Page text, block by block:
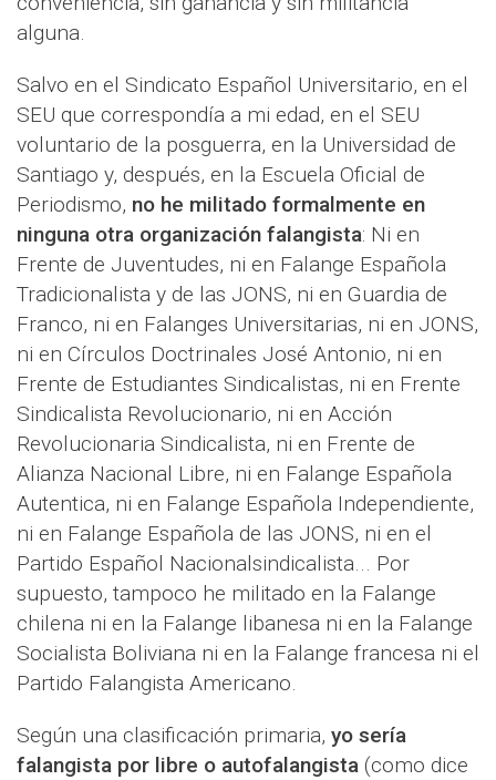
alguna.
Salvo en el Sindicato Español Universitario, en el
SEU que correspondía a mi edad, en el SEU
voluntario de la posguerra, en la Universidad de
Santiago y, después, en la Escuela Oficial de
Periodismo, no he militado formalmente en
ninguna otra organización falangista: Ni en
Frente de Juventudes, ni en Falange Española
Tradicionalista y de las JONS, ni en Guardia de
Franco, ni en Falanges Universitarias, ni en JONS,
ni en Círculos Doctrinales José Antonio, ni en
Frente de Estudiantes Sindicalistas, ni en Frente
Sindicalista Revolucionario, ni en Acción
Revolucionaria Sindicalista, ni en Frente de
Alianza Nacional Libre, ni en Falange Española
Autentica, ni en Falange Española Independiente,
ni en Falange Española de las JONS, ni en el
Partido Español Nacionalsindicalista... Por
supuesto, tampoco he militado en la Falange
chilena ni en la Falange libanesa ni en la Falange
Socialista Boliviana ni en la Falange francesa ni el
Partido Falangista Americano.
Según una clasificación primaria, yo sería
falangista por libre o autofalangista (como dice